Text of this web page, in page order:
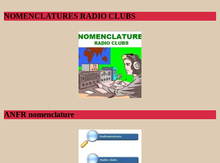
NOMENCLATURES RADIO CLUBS
ANFR nomenclature